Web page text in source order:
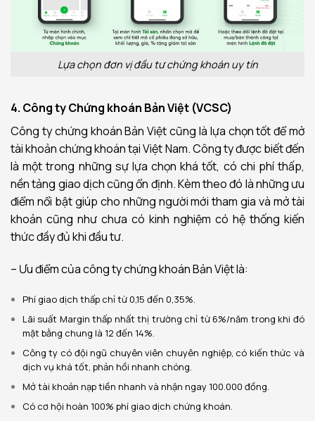
Lựa chọn đơn vị đầu tư chứng khoán uy tín
4. Công ty Chứng khoán Bản Việt (VCSC)
Công ty chứng khoán Bản Việt cũng là lựa chọn tốt để mở
tài khoản chứng khoán tại Việt Nam. Công ty được biết đến
là một trong những sự lựa chọn khá tốt, có chi phí thấp,
nền tảng giao dịch cũng ổn định. Kèm theo đó là những ưu
điểm nổi bật giúp cho những người mới tham gia và mở tài
khoản cũng như chưa có kinh nghiệm có hệ thống kiến
thức đầy đủ khi đầu tư.
– Ưu điểm của công ty chứng khoán Bản Việt là:
Phí giao dịch thấp chỉ từ 0,15 đến 0,35%.
Lãi suất Margin thấp nhất thị trường chỉ từ 6%/năm trong khi đó
mặt bằng chung là 12 đến 14%.
Công ty có đội ngũ chuyên viên chuyên nghiệp, có kiến thức và
dịch vụ khá tốt, phản hồi nhanh chóng.
Mở tài khoản nạp tiền nhanh và nhận ngay 100.000 đồng.
Có cơ hội hoàn 100% phí giao dịch chứng khoán.